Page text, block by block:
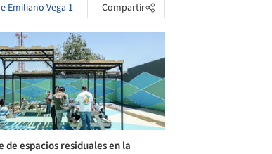
Emiliano Vega 1 Compartir
de espacios residuales en la